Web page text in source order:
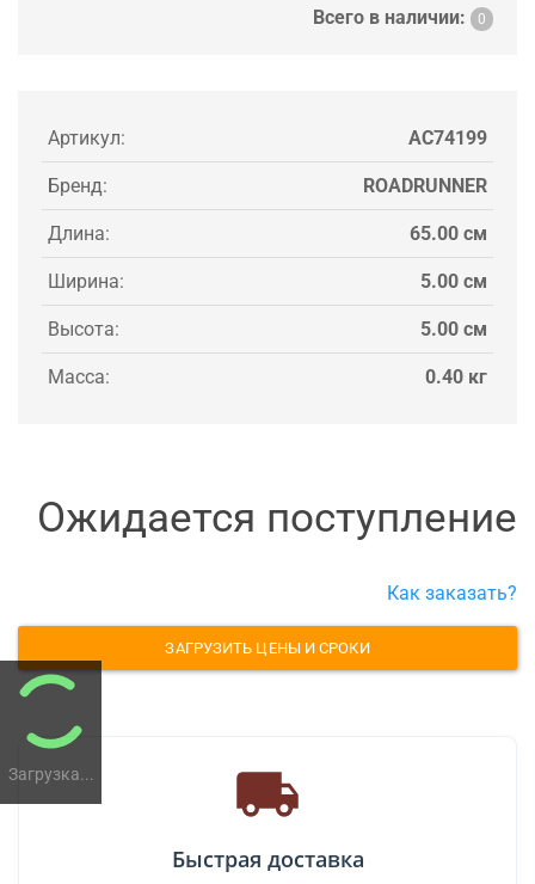
Загрузка...
Всего в наличии: 0
Артикул: AC74199
Бренд: ROADRUNNER
Длина: 65.00 см
Ширина: 5.00 см
Высота: 5.00 см
Масса: 0.40 кг
Ожидается поступление
Как заказать?
ЗАГРУЗИТЬ ЦЕНЫ И СРОКИ
Быстрая доставка